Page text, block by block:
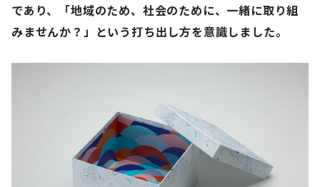
であり、「地域のため、社会のために、一緒に取り組
みませんか？」という打ち出し方を意識しました。